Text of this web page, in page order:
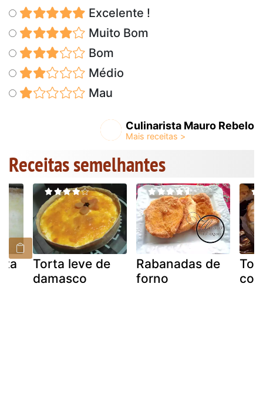
Excelente !
Muito Bom
Bom
Médio
Mau
Culinarista Mauro Rebelo
Receitas semelhantes
Torta leve de
damasco
Rabanadas de
forno